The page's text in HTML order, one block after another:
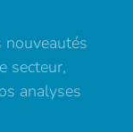
secteur,
analyses